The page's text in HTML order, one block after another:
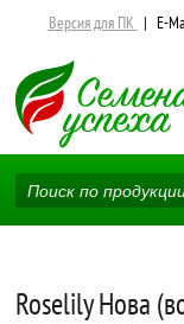
Версия для ПК | E-
Roselily Нова